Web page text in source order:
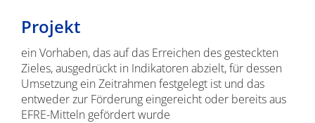
Projekt
ein Vorhaben, das auf das Erreichen des gesteckten
Zieles, ausgedrückt in Indikatoren abzielt, für dessen
Umsetzung ein Zeitrahmen festgelegt ist und das
entweder zur Förderung eingereicht oder bereits aus
EFRE-Mitteln gefördert wurde